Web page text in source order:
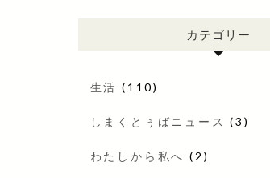
カテゴリー
生活 (110)
しまくとぅばニュース (3)
わたしから私へ (2)